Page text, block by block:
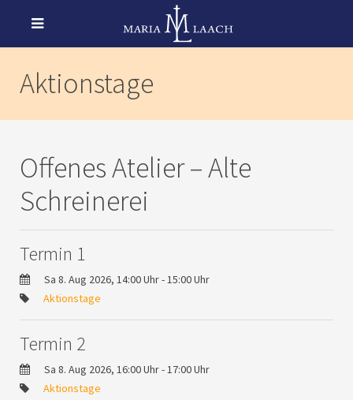
Aktionstage
Offenes Atelier – Alte
Schreinerei
Termin 1
Sa 8. Aug 2026, 14:00 Uhr - 15:00 Uhr
Aktionstage
Termin 2
Sa 8. Aug 2026, 16:00 Uhr - 17:00 Uhr
Aktionstage